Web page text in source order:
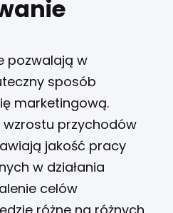
pozwalają w
sposób
marketingową.
wzrostu przychodów
jakość pracy
w działania
celów